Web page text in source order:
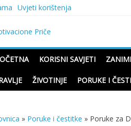
Uvjeti korištenja
Priče
KORISNI SAVJETI
ŽIVOTINJE PORUKE I
» Poruke i čestitke » Poruke za